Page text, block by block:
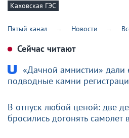
Каховская ГЭС
Пятый канал Новости
Сейчас читают
«Дачной амнистии» дали
подводные камни
В отпуск любой ценой: две
бросились догонять самолет